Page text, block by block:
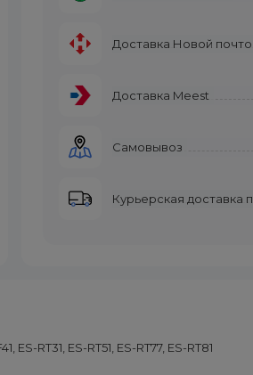
Доставка Новой
Доставка Meest
Самовывоз
Курьерская доставка
RT31, ES-RT51, ES-RT77, ES-RT81